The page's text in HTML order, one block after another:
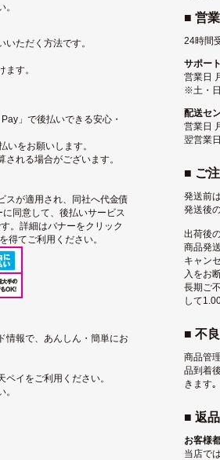
ただく方法です。
す。
」で後払いできる安心・
をお願いします。
れる場合がございます。
スが適用され、同社へ代金債
に同意して、後払いサービス
。詳細はバナーをクリック
得てご利用ください。
情報で、あんしん・簡単にお
イをご利用ください。
■ 営
24時間
サポー
営業日
※土・日
配送セ
営業日
翌営業
■ ご
発送前
発送後
出荷後
商品発
キャン
入をお
長期ご
して
■ 不
商品管
品到着
きます｡
■ 返品
お客様
当店で